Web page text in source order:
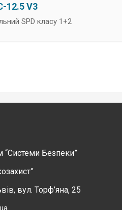
12.5 V3
SPD класу 1+2
“Системи Безпеки”
вул. Торф’яна, 25